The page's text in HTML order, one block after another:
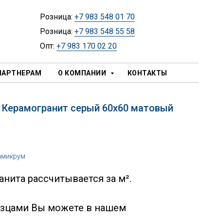
Розница: +7 983 548 01 70
Розница: +7 983 548 55 58
Опт: +7 983 170 02 20
О КОМПАНИИ КОНТАКТЫ
серый 60х60 матовый
рассчитывается за м².
Вы можете в нашем